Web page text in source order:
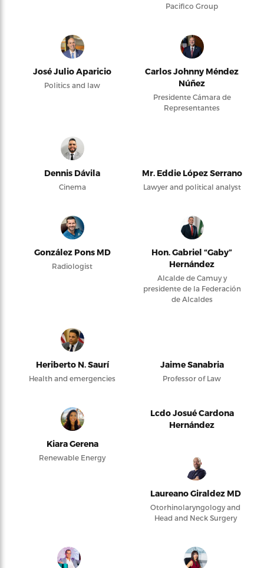
Pacifico Group
José Julio Aparicio
Politics and law
Carlos Johnny Méndez
Núñez
Presidente Cámara de
Representantes
Dennis Dávila
Cinema
Mr. Eddie López Serrano
Lawyer and political analyst
González Pons MD
Radiologist
Hon. Gabriel “Gaby”
Hernández
Alcalde de Camuy y
presidente de la Federación
de Alcaldes
Heriberto N. Saurí
Health and emergencies
Jaime Sanabria
Professor of Law
Kiara Gerena
Renewable Energy
Lcdo Josué Cardona
Hernández
Laureano Giraldez MD
Otorhinolaryngology and
Head and Neck Surgery